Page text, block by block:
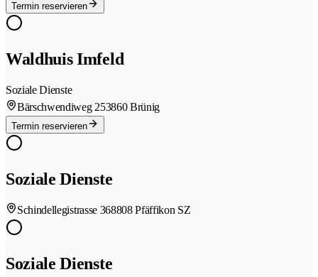
Termin reservieren
Waldhuis Imfeld
Soziale Dienste
Bärschwendiweg 253860 Brünig
Termin reservieren
Soziale Dienste
Schindellegistrasse 368808 Pfäffikon SZ
Soziale Dienste